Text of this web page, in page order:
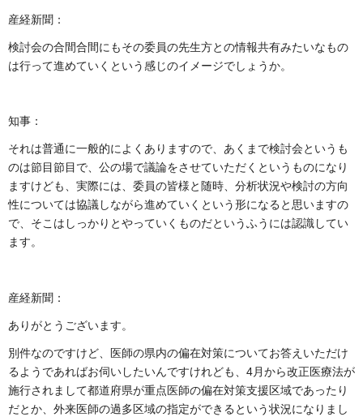
産経新聞：
検討会の合間合間にもその委員の先生方との情報共有みたいなもの
は行って進めていくという感じのイメージでしょうか。
知事：
それは普通に一般的によくありますので、あくまで検討会というも
のは節目節目で、公の場で議論をさせていただくというものになり
ますけども、実際には、委員の皆様と随時、分析状況や検討の方向
性については協議しながら進めていくという形になると思いますの
で、そこはしっかりとやっていくものだというふうには認識してい
ます。
産経新聞：
ありがとうございます。
別件なのですけど、医師の県内の偏在対策についてお答えいただけ
るようであればお伺いしたいんですけれども、4月から改正医療法が
施行されまして都道府県が重点医師の偏在対策支援区域であったり
だとか、外来医師の過多区域の指定ができるという状況になりまし